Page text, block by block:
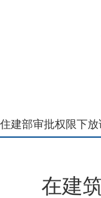
住建部审批权限下
在建筑